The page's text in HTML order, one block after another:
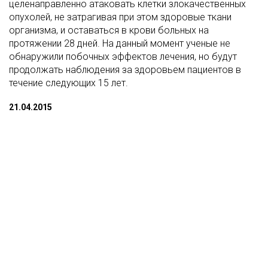
целенаправленно атаковать клетки злокачественных
опухолей, не затрагивая при этом здоровые ткани
организма, и оставаться в крови больных на
протяжении 28 дней. На данный момент ученые не
обнаружили побочных эффектов лечения, но будут
продолжать наблюдения за здоровьем пациентов в
течение следующих 15 лет.
21.04.2015